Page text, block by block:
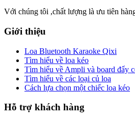
Với chúng tôi ,chất lượng là ưu tiên
Giới thiệu
Loa Bluetooth Karaoke Qixi
Tìm hiểu về loa kéo
Tìm hiểu về Ampli và board đẩy
Tìm hiểu về các loại củ loa
Cách lựa chọn một chiếc loa kéo
Hỗ trợ khách hàng